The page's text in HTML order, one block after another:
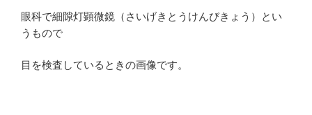
眼科で細隙灯顕微鏡（さいげきとうけんびきょう）とい
うもので
目を検査しているときの画像です。